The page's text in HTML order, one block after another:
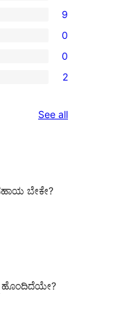
9
0
0
2
See allreviews
ಬೇಕೇ?
ಹೊಂದಿದೆಯೇ?